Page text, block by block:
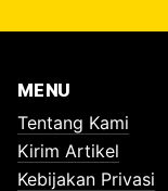
MENU
Tentang Kami
Kirim Artikel
Kebijakan Privasi